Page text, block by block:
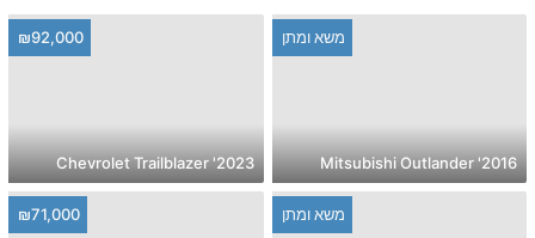
משא ומתן
2016' Mitsubishi Outlander
₪92,000
2023' Chevrolet Trailblazer
משא ומתן ₪71,000